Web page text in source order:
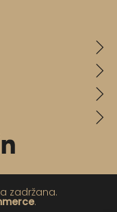
zadržana.
.